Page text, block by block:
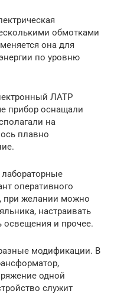
обмотками
она для
по уровню
ЛАТР
прибор оснащали
на
плавно
оперативного
при желании можно
настраивать
освещения и прочее.
модификации. В
одной
служит